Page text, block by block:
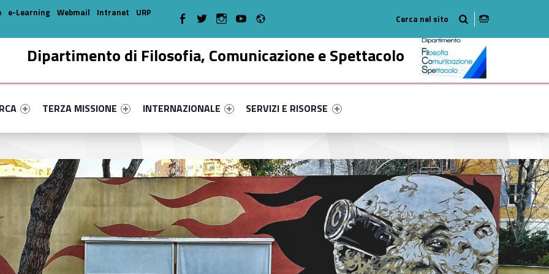
Dipartimento di Filosofia, Comunicazione e Spettacolo
primary-48325-16
#link-menu-primary-35126-35
Link identifier #link-menu-primary-69055-46
TERZA MISSIONE
Link identifier #link-menu-primary-87610-52
INTERNAZIONALE
Link identifier #link-menu-primary-95264-63
SERVIZI E RISORSE
e-Learning Webmail Intranet
URP
WebMan on Facebook
WebMan on TwitterWebMan on Instagram
WebMan on Youtube